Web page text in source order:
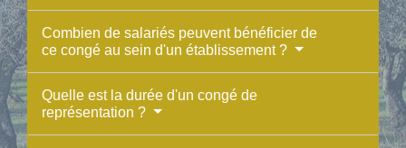
Combien de salariés peuvent bénéficier de
ce congé au sein d'un établissement ?
Quelle est la durée d'un congé de
représentation ?